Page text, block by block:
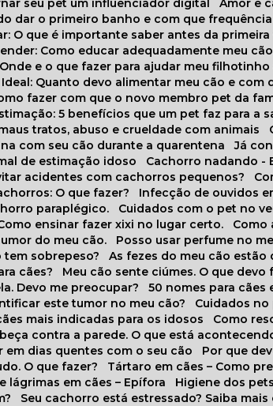
seu pet um influenciador digital
Amor e
dar o primeiro banho e com que
O que é importante saber antes da
Como educar adequadamente meu
Onde e o que fazer para ajudar meu
Ideal: Quanto devo alimentar meu cão e com
fazer com que o novo membro pet da
5 benefícios que um pet faz para a
tratos, abuso e crueldade com animais
com seu cão durante a quarentena
Já
de estimação idoso
Cachorro nadando
acidentes com cachorros pequenos?
O que fazer?
Infecção de ouvidos
paraplégico.
Cuidados com o pet no
ensinar fazer xixi no lugar certo.
do meu cão.
Posso usar perfume no
tem sobrepeso?
As fezes do meu cão
cães?
Meu cão sente ciúmes. O que devo
Devo me preocupar?
50 nomes para
este tumor no meu cão?
Cuidados
mais indicadas para os idosos
Como
contra a parede. O que está
em dias quentes com o seu cão
Por que
O que fazer?
Tártaro em cães – Como
lágrimas em cães – Epífora
Higiene dos
Seu cachorro está estressado? Saiba